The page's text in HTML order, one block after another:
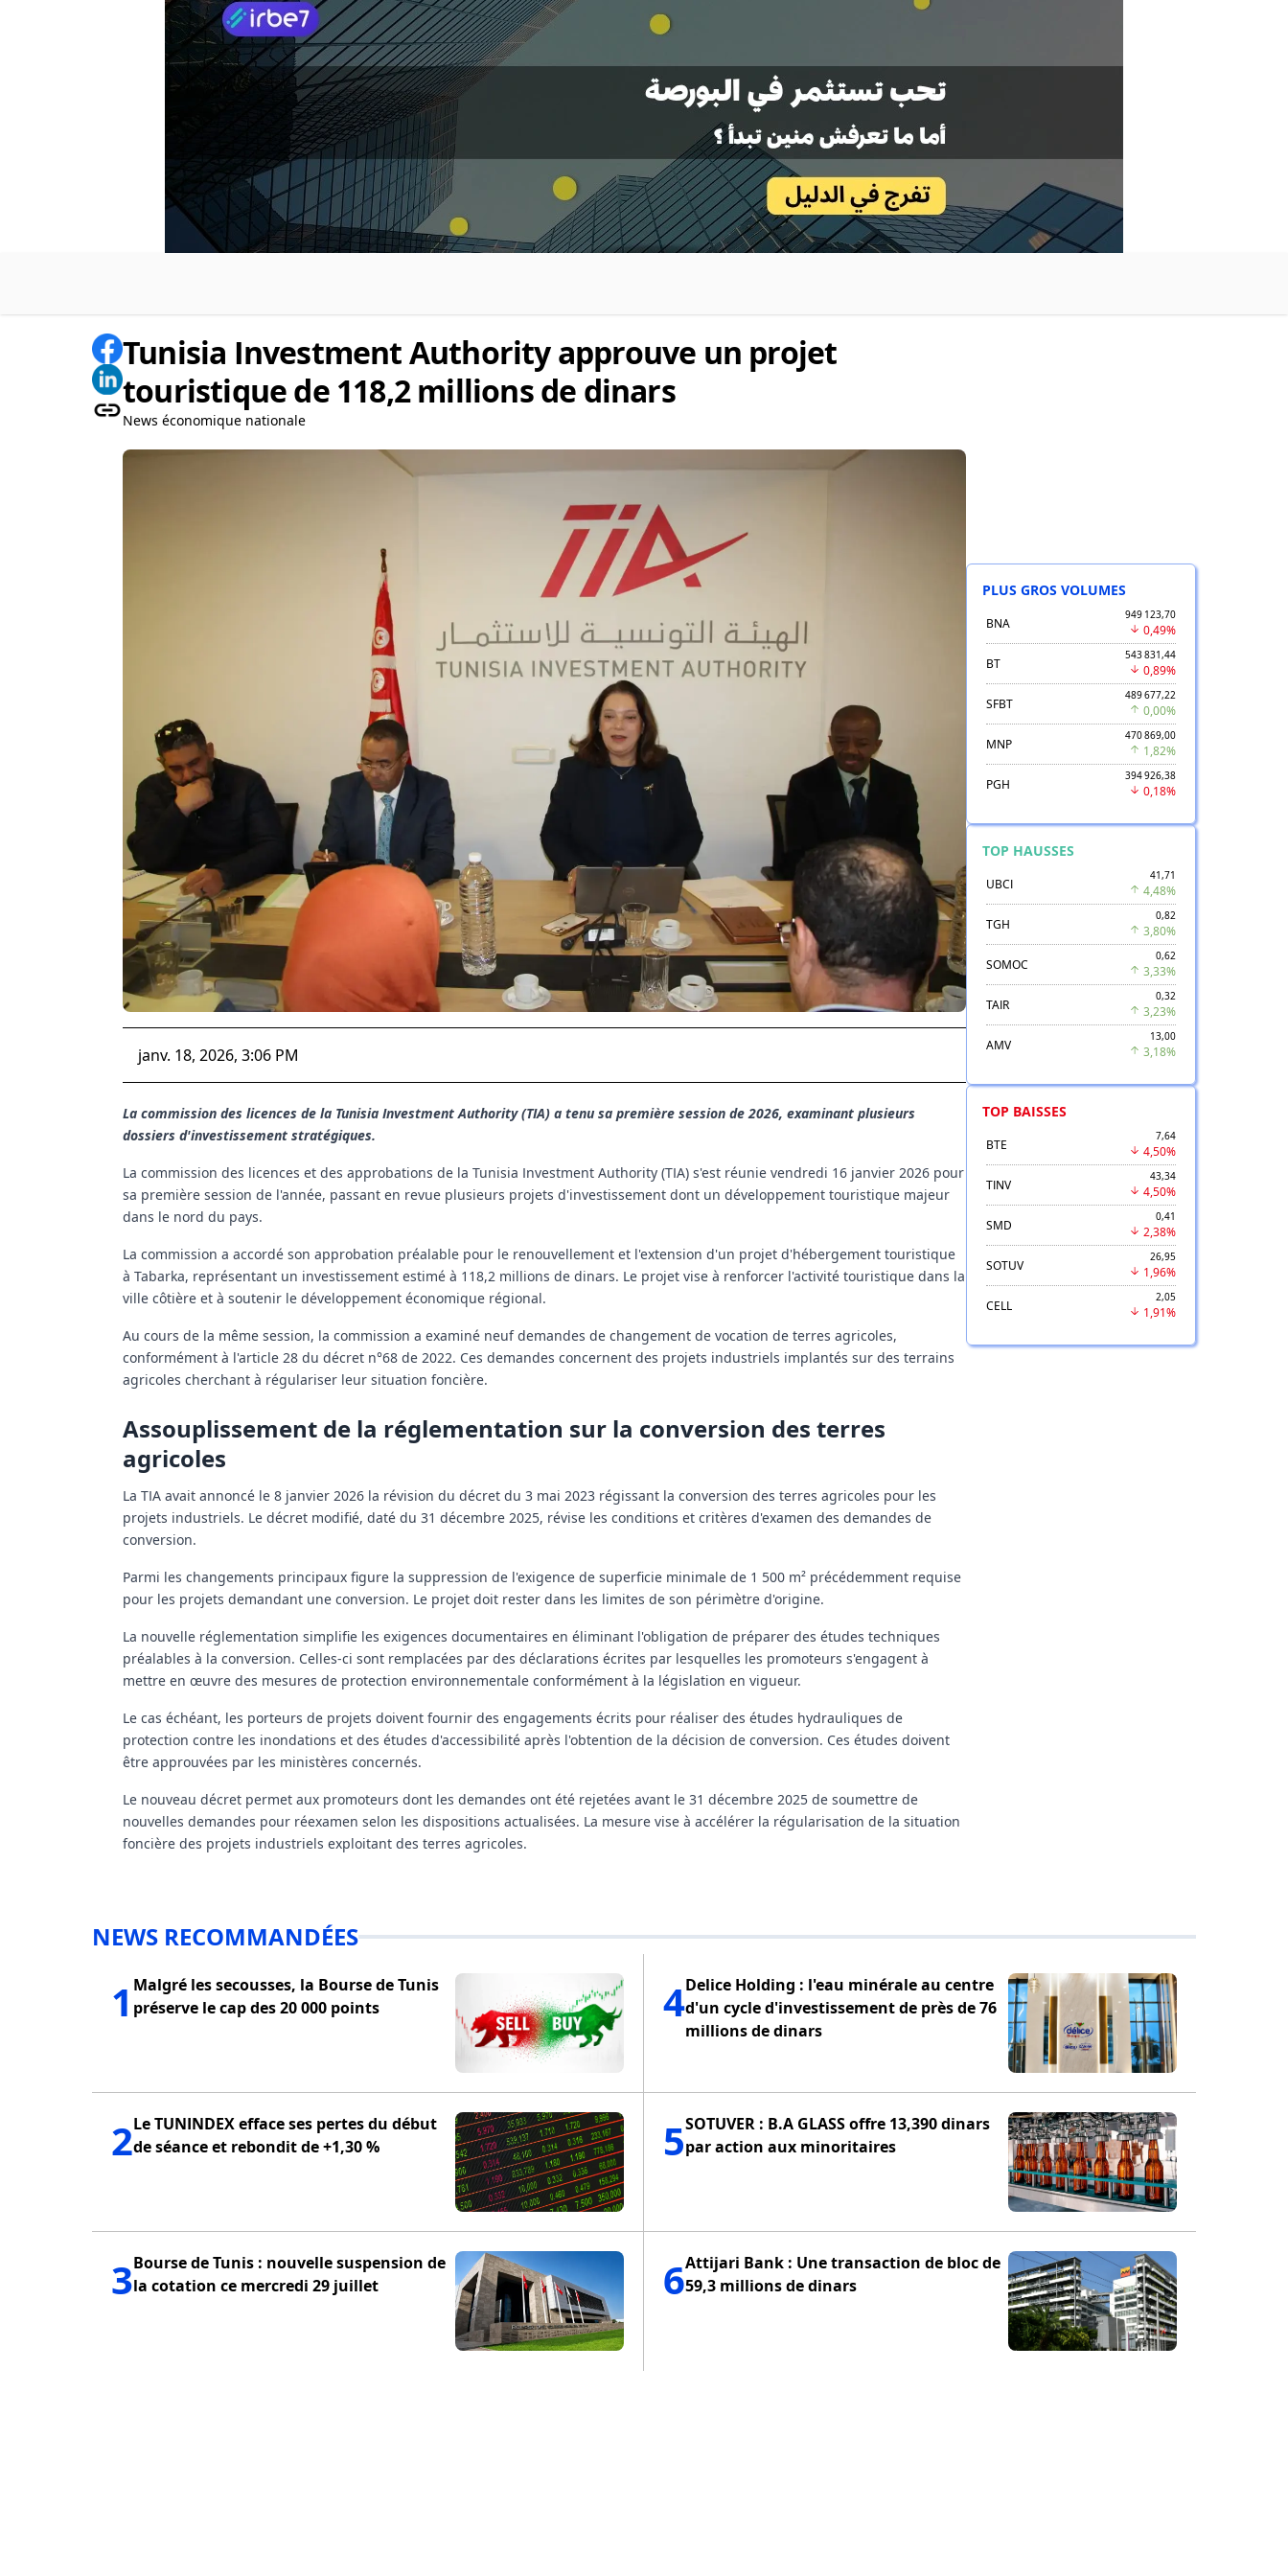
Tunisia Investment Authority approuve un projet
touristique de 118,2 millions de dinars
News économique nationale
janv. 18, 2026, 3:06 PM
La commission des licences de la Tunisia Investment Authority (TIA) a tenu sa première session de 2026, examinant plusieurs
dossiers d'investissement stratégiques.
La commission des licences et des approbations de la Tunisia Investment Authority (TIA) s'est réunie vendredi 16 janvier 2026 pour
sa première session de l'année, passant en revue plusieurs projets d'investissement dont un développement touristique majeur
dans le nord du pays.
La commission a accordé son approbation préalable pour le renouvellement et l'extension d'un projet d'hébergement touristique
à Tabarka, représentant un investissement estimé à 118,2 millions de dinars. Le projet vise à renforcer l'activité touristique dans la
ville côtière et à soutenir le développement économique régional.
Au cours de la même session, la commission a examiné neuf demandes de changement de vocation de terres agricoles,
conformément à l'article 28 du décret n°68 de 2022. Ces demandes concernent des projets industriels implantés sur des terrains
agricoles cherchant à régulariser leur situation foncière.
Assouplissement de la réglementation sur la conversion des terres
agricoles
La TIA avait annoncé le 8 janvier 2026 la révision du décret du 3 mai 2023 régissant la conversion des terres agricoles pour les
projets industriels. Le décret modifié, daté du 31 décembre 2025, révise les conditions et critères d'examen des demandes de
conversion.
Parmi les changements principaux figure la suppression de l'exigence de superficie minimale de 1 500 m² précédemment requise
pour les projets demandant une conversion. Le projet doit rester dans les limites de son périmètre d'origine.
La nouvelle réglementation simplifie les exigences documentaires en éliminant l'obligation de préparer des études techniques
préalables à la conversion. Celles-ci sont remplacées par des déclarations écrites par lesquelles les promoteurs s'engagent à
mettre en œuvre des mesures de protection environnementale conformément à la législation en vigueur.
Le cas échéant, les porteurs de projets doivent fournir des engagements écrits pour réaliser des études hydrauliques de
protection contre les inondations et des études d'accessibilité après l'obtention de la décision de conversion. Ces études doivent
être approuvées par les ministères concernés.
Le nouveau décret permet aux promoteurs dont les demandes ont été rejetées avant le 31 décembre 2025 de soumettre de
nouvelles demandes pour réexamen selon les dispositions actualisées. La mesure vise à accélérer la régularisation de la situation
foncière des projets industriels exploitant des terres agricoles.
PLUS GROS VOLUMES
BNA
949 123,70
0,49%
BT
543 831,44
0,89%
SFBT
489 677,22
0,00%
MNP
470 869,00
1,82%
PGH
394 926,38
0,18%
TOP HAUSSES
UBCI
41,71
4,48%
TGH
0,82
3,80%
SOMOC
0,62
3,33%
TAIR
0,32
3,23%
AMV
13,00
3,18%
TOP BAISSES
BTE
7,64
4,50%
TINV
43,34
4,50%
SMD
0,41
2,38%
SOTUV
26,95
1,96%
CELL
2,05
1,91%
NEWS RECOMMANDÉES
1 Malgré les secousses, la Bourse de Tunis
préserve le cap des 20 000 points
2Le TUNINDEX efface ses pertes du début
de séance et rebondit de +1,30 %
3Bourse de Tunis : nouvelle suspension de
la cotation ce mercredi 29 juillet
4Delice Holding : l'eau minérale au centre
d'un cycle d'investissement de près de 76
millions de dinars
5SOTUVER : B.A GLASS offre 13,390 dinars
par action aux minoritaires
6Attijari Bank : Une transaction de bloc de
59,3 millions de dinars